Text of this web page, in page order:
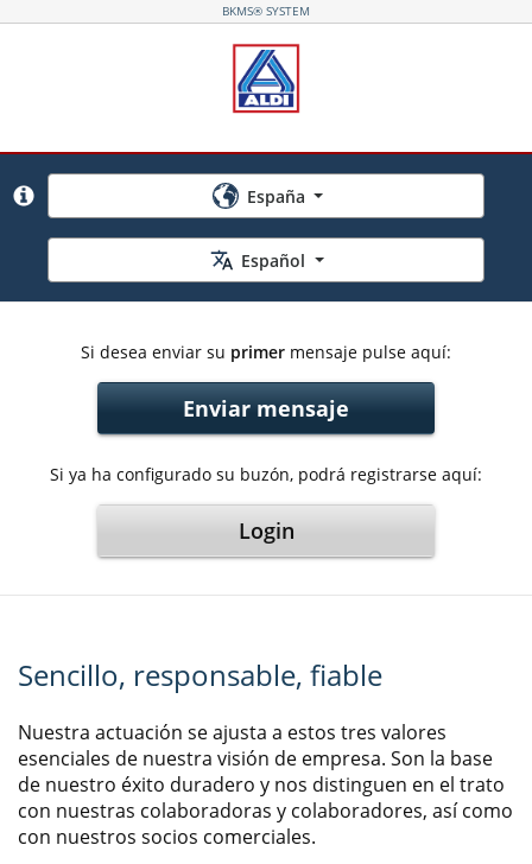
BKMS® SYSTEM
¿Por qué seleccionar país/región?
Por favor, seleccione el país/la región de su
Desplácese con las flechas del teclado o escriba la
España
Español
Si desea enviar su primer mensaje pulse aquí:
Enviar mensaje
Si ya ha configurado su buzón, podrá registrarse aquí:
Login
Sencillo, responsable, fiable
Nuestra actuación se ajusta a estos tres valores
esenciales de nuestra visión de empresa. Son la base
de nuestro éxito duradero y nos distinguen en el trato
con nuestras colaboradoras y colaboradores, así como
con nuestros socios comerciales.